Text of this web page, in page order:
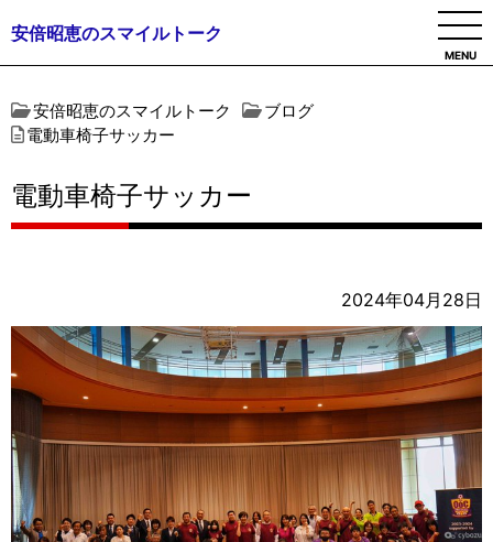
安倍昭恵のスマイルトーク
MENU
安倍昭恵のスマイルトーク
ブログ
電動車椅子サッカー
電動車椅子サッカー
2024年04月28日